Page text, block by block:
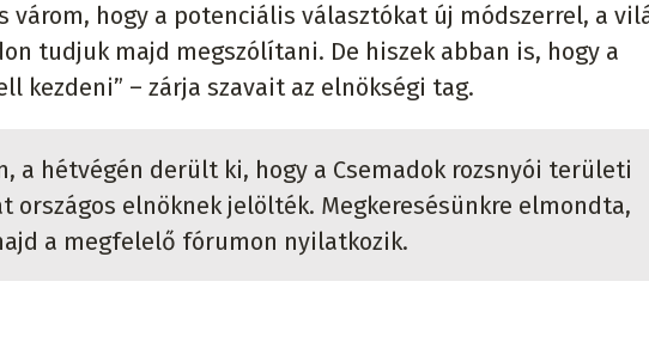
várom, hogy a potenciális választókat új módszerrel, a
tudjuk majd megszólítani. De hiszek abban is, hogy a
kezdeni” – zárja szavait az elnökségi tag.
a hétvégén derült ki, hogy a Csemadok rozsnyói területi
országos elnöknek jelölték. Megkeresésünkre elmondta,
a megfelelő fórumon nyilatkozik.